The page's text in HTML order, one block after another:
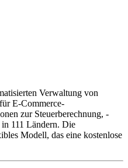
Verwaltung von
E-Commerce-
zur Steuerberechnung, -
111 Ländern. Die
Modell, das eine kostenlose